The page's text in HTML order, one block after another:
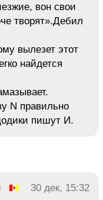
вон свои
творят».Дебил
вылезет этот
найдется
N правильно
пишут И.
30 дек, 15:32